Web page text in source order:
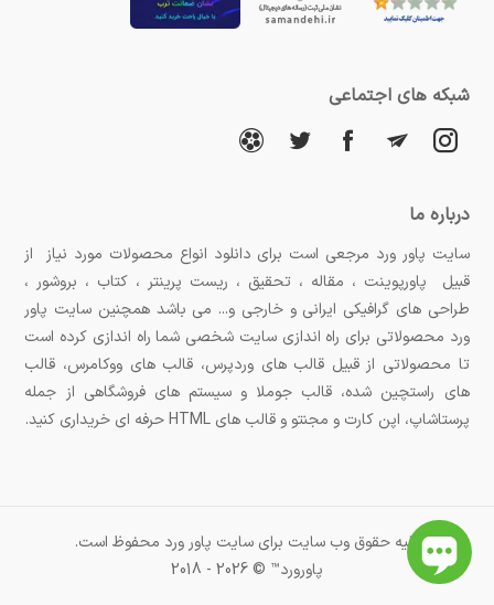
شبکه های اجتماعی
درباره ما
سایت پاور ورد مرجعی است برای دانلود انواع محصولات مورد نیاز از
قبیل پاورپوینت ، مقاله ، تحقیق ، ریست پرینتر ، کتاب ، بروشور ،
طراحی های گرافیکی ایرانی و خارجی و... می باشد همچنین سایت پاور
ورد محصولاتی برای راه اندازی سایت شخصی شما راه اندازی کرده است
تا محصولاتی از قبیل قالب های وردپرس، قالب های ووکامرس، قالب
های راستچین شده، قالب جوملا و سیستم های فروشگاهی از جمله
پرستاشاپ، اپن کارت و مجنتو و قالب های HTML حرفه ای خریداری کنید.
کلیه حقوق وب سایت برای سایت پاور ورد محفوظ است.
پاورورد™ © 2026 - 2018